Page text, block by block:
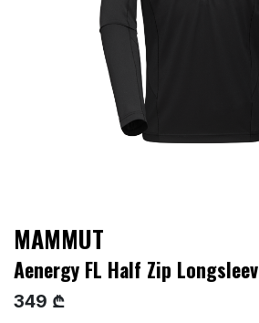
MAMMUT
Aenergy FL Half Zip
349 ₾